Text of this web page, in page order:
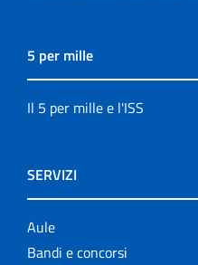
5 per mille
Il 5 per mille e l'ISS
SERVIZI
Aule
Bandi e concorsi